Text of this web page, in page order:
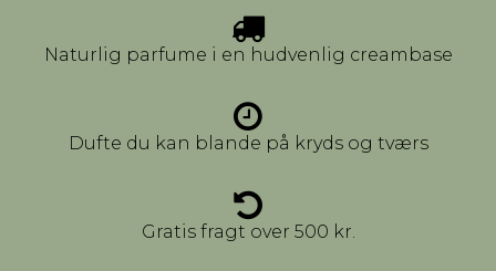
Naturlig parfume i en hudvenlig creambase
Dufte du kan blande på kryds og tværs
Gratis fragt over 500 kr.